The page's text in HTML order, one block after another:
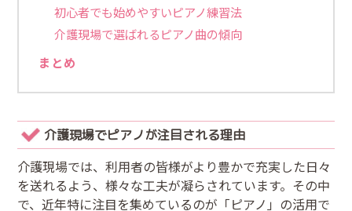
初心者でも始めやすいピアノ練習法
介護現場で選ばれるピアノ曲の傾向
まとめ
介護現場でピアノが注目される理由
介護現場では、利用者の皆様がより豊かで充実した日々
を送れるよう、様々な工夫が凝らされています。その中
で、近年特に注目を集めているのが「ピアノ」の活用で